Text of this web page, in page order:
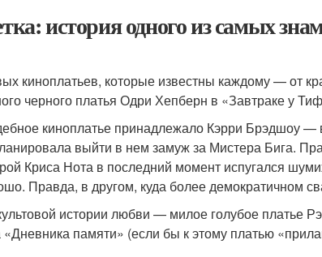
история одного из самых
киноплатьев, которые известны каждому — от
черного платья Одри Хепберн в «Завтраке у
киноплатье принадлежало Кэрри Брэдшоу
выйти в нем замуж за Мистера Бига.
Криса Нота в последний момент испугался
Правда, в другом, куда более демократичном
истории любви — милое голубое платье
памяти» (если бы к этому платью